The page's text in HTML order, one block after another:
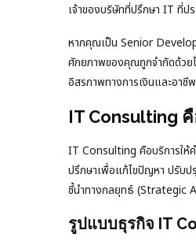
เจ้าของบริษัทที่ปรึกษา IT ที่ปร
หากคุณเป็น Senior
ศักยภาพของคุณถูกจำกัดด้วย
อิสรภาพทางการเงินและอาชีพ
IT Consulting
IT Consulting คือบริการให้ค
ปรึกษาเพื่อแก้ไขปัญหา ปรับป
ชี้นำทางกลยุทธ์ (Strategic
รูปแบบธุรกิจ IT